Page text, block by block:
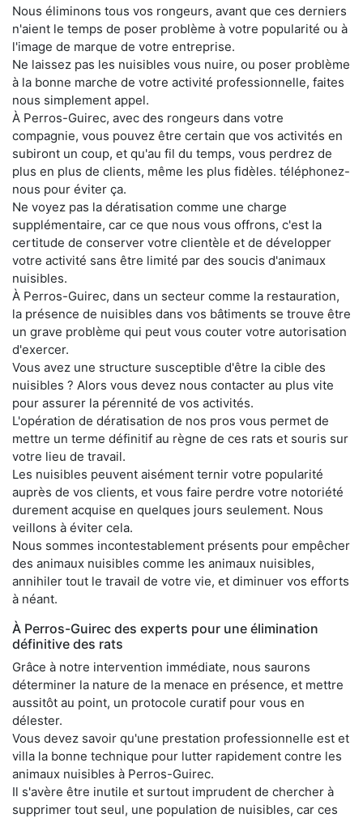
Nous éliminons tous vos rongeurs, avant que ces derniers
n'aient le temps de poser problème à votre popularité ou à
l'image de marque de votre entreprise.
Ne laissez pas les nuisibles vous nuire, ou poser problème
à la bonne marche de votre activité professionnelle, faites
nous simplement appel.
À Perros-Guirec, avec des rongeurs dans votre
compagnie, vous pouvez être certain que vos activités en
subiront un coup, et qu'au fil du temps, vous perdrez de
plus en plus de clients, même les plus fidèles. téléphonez-
nous pour éviter ça.
Ne voyez pas la dératisation comme une charge
supplémentaire, car ce que nous vous offrons, c'est la
certitude de conserver votre clientèle et de développer
votre activité sans être limité par des soucis d'animaux
nuisibles.
À Perros-Guirec, dans un secteur comme la restauration,
la présence de nuisibles dans vos bâtiments se trouve être
un grave problème qui peut vous couter votre autorisation
d'exercer.
Vous avez une structure susceptible d'être la cible des
nuisibles ? Alors vous devez nous contacter au plus vite
pour assurer la pérennité de vos activités.
L'opération de dératisation de nos pros vous permet de
mettre un terme définitif au règne de ces rats et souris sur
votre lieu de travail.
Les nuisibles peuvent aisément ternir votre popularité
auprès de vos clients, et vous faire perdre votre notoriété
durement acquise en quelques jours seulement. Nous
veillons à éviter cela.
Nous sommes incontestablement présents pour empêcher
des animaux nuisibles comme les animaux nuisibles,
annihiler tout le travail de votre vie, et diminuer vos efforts
à néant.
À Perros-Guirec des experts pour une élimination
définitive des rats
Grâce à notre intervention immédiate, nous saurons
déterminer la nature de la menace en présence, et mettre
aussitôt au point, un protocole curatif pour vous en
délester.
Vous devez savoir qu'une prestation professionnelle est et
villa la bonne technique pour lutter rapidement contre les
animaux nuisibles à Perros-Guirec.
Il s'avère être inutile et surtout imprudent de chercher à
supprimer tout seul, une population de nuisibles, car ces